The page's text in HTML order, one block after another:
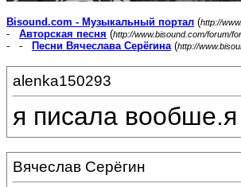
Bisound.com - Музыкальный портал (http://
- Авторская песня (http://www.bisound.com/forum/
- -
Песни Вячеслава Серёгина(http://
alenka150293
я писала
Вячеслав Серёгин